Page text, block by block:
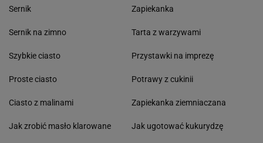
Sernik
Sernik na zimno
Szybkie ciasto
Proste ciasto
Ciasto z malinami
Jak zrobić masło klarowane
Zapiekanka
Tarta z warzywami
Przystawki na imprezę
Potrawy z cukinii
Zapiekanka ziemniaczana
Jak ugotować kukurydzę